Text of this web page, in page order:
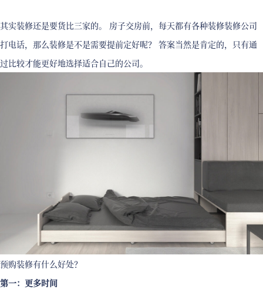
其实装修还是要货比三家的。 房子交房前，每天都有各种装修装修公司
打电话，那么装修是不是需要提前定好呢？ 答案当然是肯定的，只有通
过比较才能更好地选择适合自己的公司。
预购装修有什么好处？
第一：更多时间